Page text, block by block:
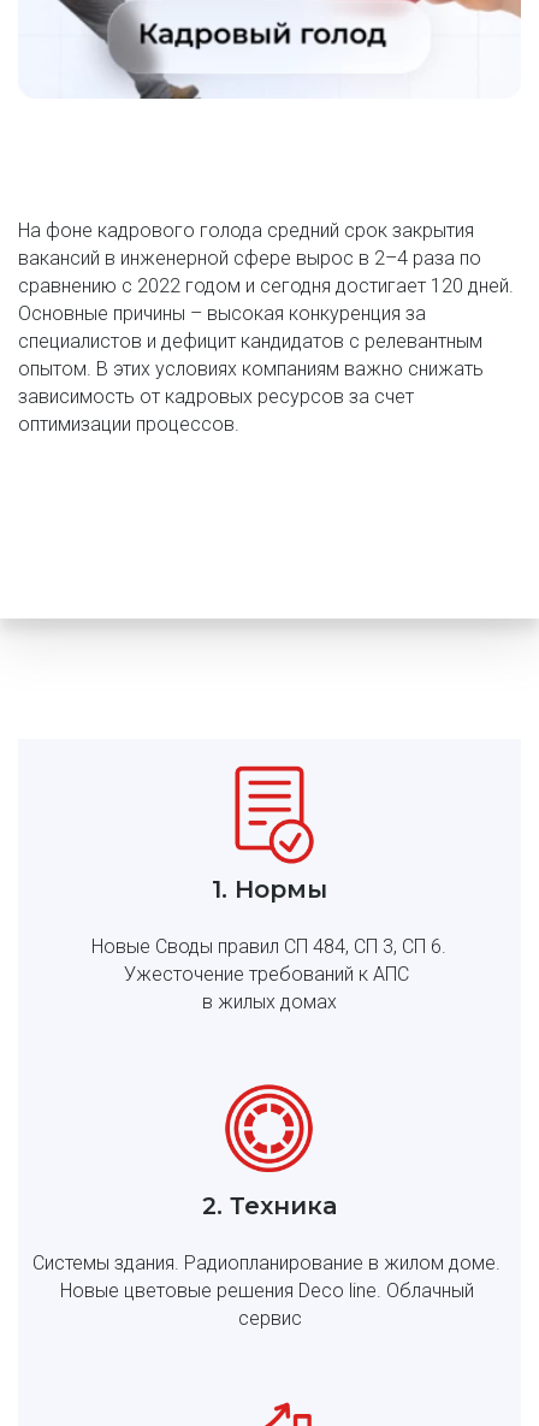
На фоне кадрового голода средний срок закрытия
вакансий в инженерной сфере вырос в 2–4 раза по
сравнению с 2022 годом и сегодня достигает 120 дней.
Основные причины – высокая конкуренция за
специалистов и дефицит кандидатов с релевантным
опытом. В этих условиях компаниям важно снижать
зависимость от кадровых ресурсов за счет
оптимизации процессов.
1. Нормы
Новые Своды правил СП 484, СП 3, СП 6.
Ужесточение требований к АПС
в жилых домах
2. Техника
Системы здания. Радиопланирование в жилом доме.
Новые цветовые решения Deco line. Облачный
сервис